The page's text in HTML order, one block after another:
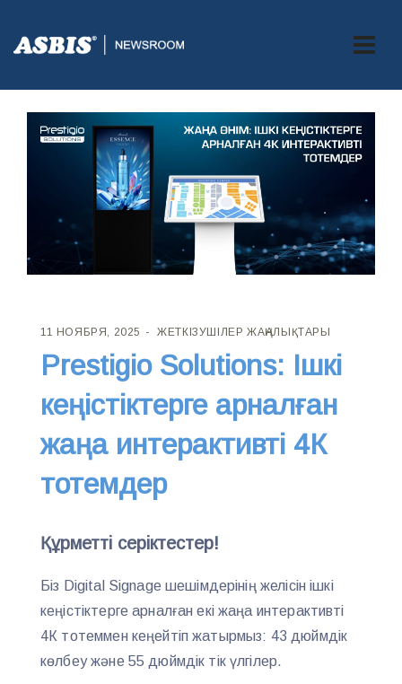
11 НОЯБРЯ, 2025 ЖЕТКІЗУШІЛЕР ЖАҢАЛЫҚТАРЫ
Prestigio Solutions: Ішкі
кеңістіктерге арналған
жаңа интерактивті 4К
тотемдер
Құрметті серіктестер!
Біз Digital Signage шешімдерінің желісін ішкі
кеңістіктерге арналған екі жаңа интерактивті
4К тотеммен кеңейтіп жатырмыз: 43 дюймдік
көлбеу және 55 дюймдік тік үлгілер.